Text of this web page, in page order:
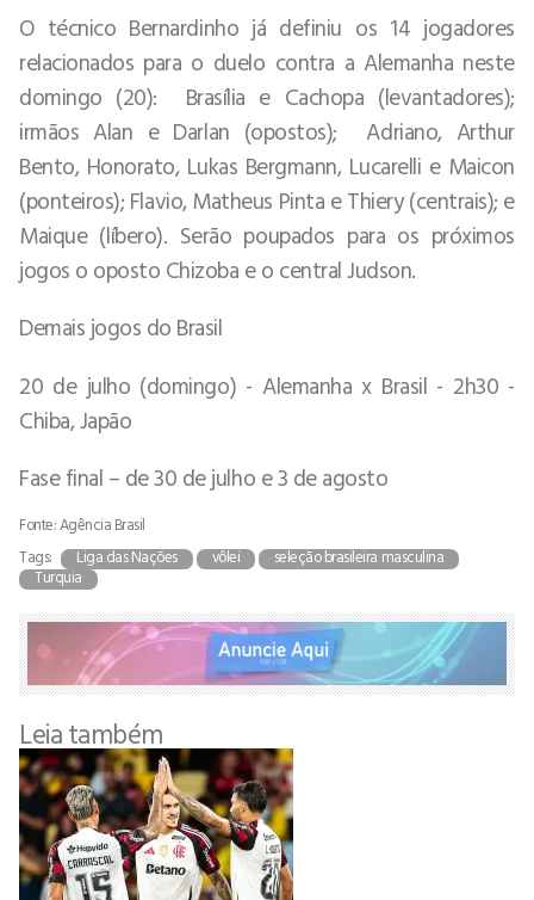
O técnico Bernardinho já definiu os 14 jogadores
relacionados para o duelo contra a Alemanha neste
domingo (20): Brasília e Cachopa (levantadores);
irmãos Alan e Darlan (opostos); Adriano, Arthur
Bento, Honorato, Lukas Bergmann, Lucarelli e Maicon
(ponteiros); Flavio, Matheus Pinta e Thiery (centrais); e
Maique (líbero). Serão poupados para os próximos
jogos o oposto Chizoba e o central Judson.
Demais jogos do Brasil
20 de julho (domingo) - Alemanha x Brasil - 2h30 -
Chiba, Japão
Fase final – de 30 de julho e 3 de agosto
Fonte: Agência Brasil
Tags:
Liga das Nações vôlei
seleção brasileira masculina
Turquia
Leia também